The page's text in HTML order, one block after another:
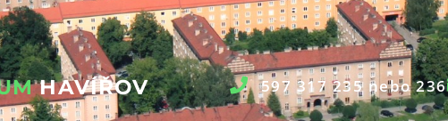
HAVÍŘOV 597 317 235 nebo 236